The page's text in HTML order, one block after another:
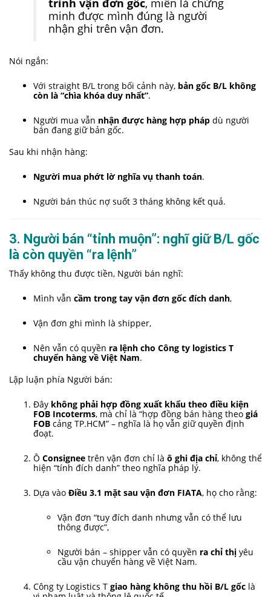
trình vận đơn gốc, miễn là chứng
minh được mình đúng là người
nhận ghi trên vận đơn.
Nói ngắn:
Với straight B/L trong bối cảnh này, bản gốc B/L không
còn là “chìa khóa duy nhất”.
Người mua vẫn nhận được hàng hợp pháp dù người
bán đang giữ bản gốc.
Sau khi nhận hàng:
Người mua phớt lờ nghĩa vụ thanh toán.
Người bán thúc nợ suốt 3 tháng không kết quả.
3. Người bán “tỉnh muộn”: nghĩ giữ B/L gốc
là còn quyền “ra lệnh”
Thấy không thu được tiền, Người bán nghĩ:
Mình vẫn cầm trong tay vận đơn gốc đích danh,
Vận đơn ghi mình là shipper,
Nên vẫn có quyền ra lệnh cho Công ty logistics T
chuyển hàng về Việt Nam.
Lập luận phía Người bán:
Đây không phải hợp đồng xuất khẩu theo điều kiện
FOB Incoterms, mà chỉ là “hợp đồng bán hàng theo giá
FOB cảng TP.HCM” – nghĩa là họ vẫn giữ quyền định
đoạt.
Ô Consignee trên vận đơn chỉ là ô ghi địa chỉ, không thể
hiện “tính đích danh” theo nghĩa pháp lý.
Dựa vào Điều 3.1 mặt sau vận đơn FIATA, họ cho rằng:
Vận đơn “tuy đích danh nhưng vẫn có thể lưu
thông được”,
Người bán – shipper vẫn có quyền ra chỉ thị yêu
cầu vận chuyển hàng về Việt Nam.
Công ty Logistics T giao hàng không thu hồi B/L gốc là